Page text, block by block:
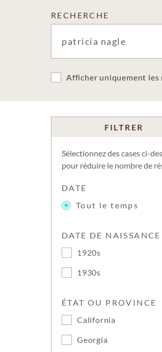
RECHERCHE
Afficher uniquement les
FILTRER
Sélectionnez des cases ci-
pour réduire le nombre de
DATE
Tout le temps
DATE DE NAISSANCE
1920s
1930s
ÉTAT OU PROVINCE
California
Georgia